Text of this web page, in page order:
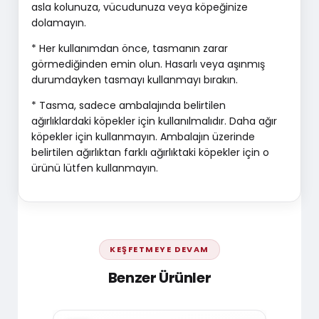
asla kolunuza, vücudunuza veya köpeğinize
dolamayın.
* Her kullanımdan önce, tasmanın zarar
görmediğinden emin olun. Hasarlı veya aşınmış
durumdayken tasmayı kullanmayı bırakın.
* Tasma, sadece ambalajında belirtilen
ağırlıklardaki köpekler için kullanılmalıdır. Daha ağır
köpekler için kullanmayın. Ambalajın üzerinde
belirtilen ağırlıktan farklı ağırlıktaki köpekler için o
ürünü lütfen kullanmayın.
KEŞFETMEYE DEVAM
Benzer Ürünler